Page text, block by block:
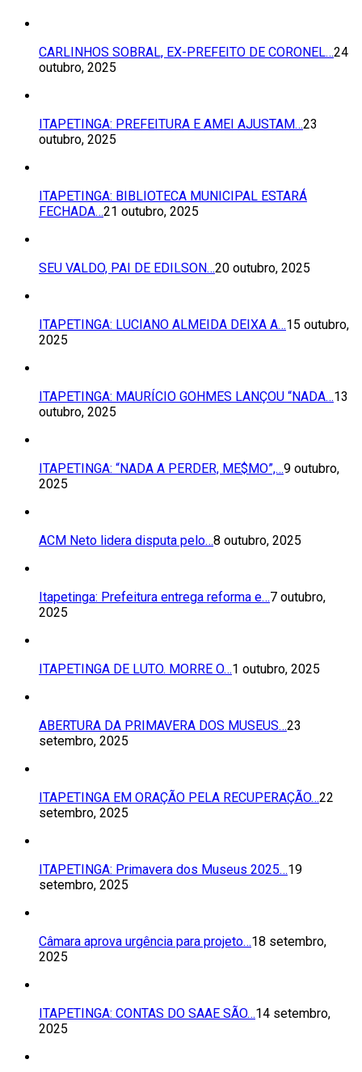
CARLINHOS SOBRAL, EX-PREFEITO DE CORONEL…24
outubro, 2025
ITAPETINGA: PREFEITURA E AMEI AJUSTAM…23
outubro, 2025
ITAPETINGA: BIBLIOTECA MUNICIPAL ESTARÁ
FECHADA…21 outubro, 2025
SEU VALDO, PAI DE EDILSON…20 outubro, 2025
ITAPETINGA: LUCIANO ALMEIDA DEIXA A…15 outubro,
2025
ITAPETINGA: MAURÍCIO GOHMES LANÇOU “NADA…13
outubro, 2025
ITAPETINGA: “NADA A PERDER, ME$MO”,…9 outubro,
2025
ACM Neto lidera disputa pelo…8 outubro, 2025
Itapetinga: Prefeitura entrega reforma e…7 outubro,
2025
ITAPETINGA DE LUTO. MORRE O…1 outubro, 2025
ABERTURA DA PRIMAVERA DOS MUSEUS…23
setembro, 2025
ITAPETINGA EM ORAÇÃO PELA RECUPERAÇÃO…22
setembro, 2025
ITAPETINGA: Primavera dos Museus 2025…19
setembro, 2025
Câmara aprova urgência para projeto…18 setembro,
2025
ITAPETINGA: CONTAS DO SAAE SÃO…14 setembro,
2025